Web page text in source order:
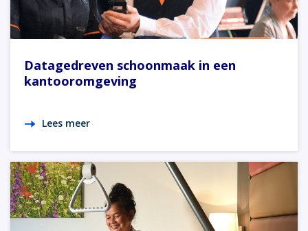
Datagedreven schoonmaak in een
kantooromgeving
Lees meer